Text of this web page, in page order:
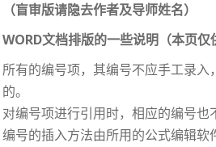
（盲审版请隐去作者及导师姓名）
WORD文档排版的一些说明（本页仅
所有的编号项，其编号不应手工录入
的。
对编号项进行引用时，相应的编号也
编号的插入方法由所用的公式编辑